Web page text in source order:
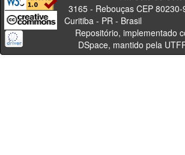
3165 - Rebouças CEP 80230-
Curitiba - PR -
Repositório, implementado
DSpace, mantido pela